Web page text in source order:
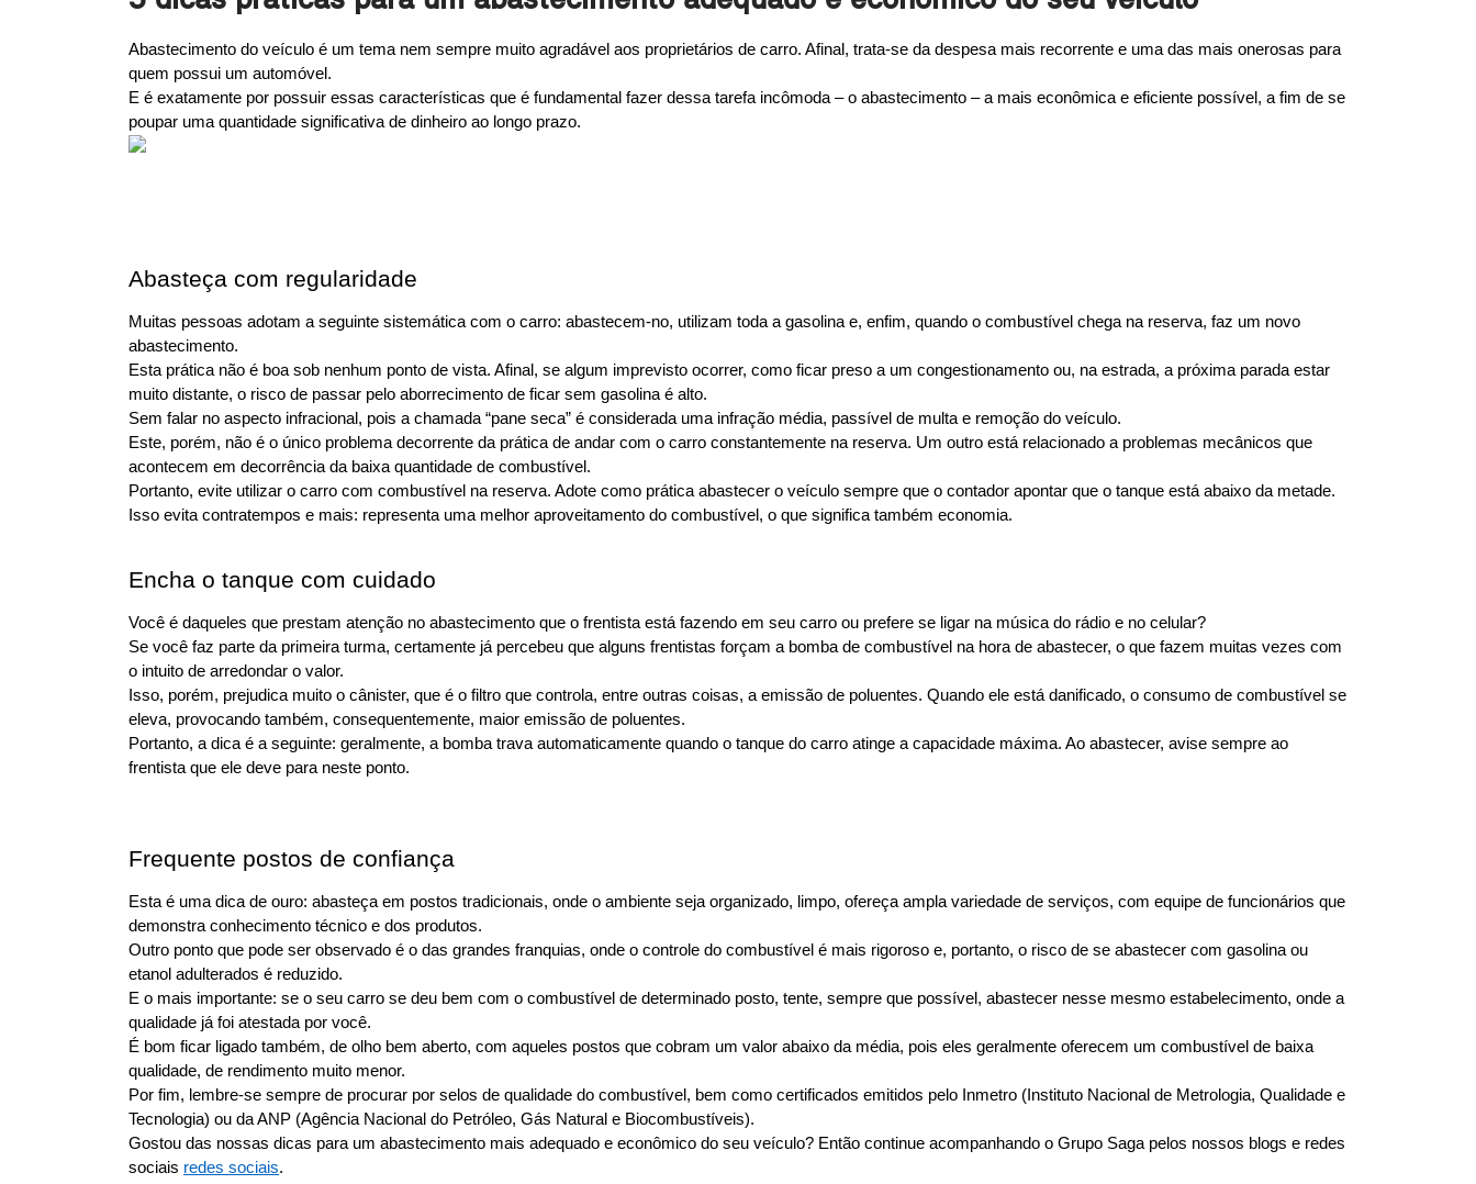
Abastecimento do veículo é um tema nem sempre muito agradável aos proprietários de carro. Afinal, trata-se da despesa mais recorrente e uma das mais onerosas para
quem possui um automóvel.
E é exatamente por possuir essas características que é fundamental fazer dessa tarefa incômoda – o abastecimento – a mais econômica e eficiente possível, a fim de se
poupar uma quantidade significativa de dinheiro ao longo prazo.
Abasteça com regularidade
Muitas pessoas adotam a seguinte sistemática com o carro: abastecem-no, utilizam toda a gasolina e, enfim, quando o combustível chega na reserva, faz um novo
abastecimento.
Esta prática não é boa sob nenhum ponto de vista. Afinal, se algum imprevisto ocorrer, como ficar preso a um congestionamento ou, na estrada, a próxima parada estar
muito distante, o risco de passar pelo aborrecimento de ficar sem gasolina é alto.
Sem falar no aspecto infracional, pois a chamada “pane seca” é considerada uma infração média, passível de multa e remoção do veículo.
Este, porém, não é o único problema decorrente da prática de andar com o carro constantemente na reserva. Um outro está relacionado a problemas mecânicos que
acontecem em decorrência da baixa quantidade de combustível.
Portanto, evite utilizar o carro com combustível na reserva. Adote como prática abastecer o veículo sempre que o contador apontar que o tanque está abaixo da metade.
Isso evita contratempos e mais: representa uma melhor aproveitamento do combustível, o que significa também economia.
Encha o tanque com cuidado
Você é daqueles que prestam atenção no abastecimento que o frentista está fazendo em seu carro ou prefere se ligar na música do rádio e no celular?
Se você faz parte da primeira turma, certamente já percebeu que alguns frentistas forçam a bomba de combustível na hora de abastecer, o que fazem muitas vezes com
o intuito de arredondar o valor.
Isso, porém, prejudica muito o cânister, que é o filtro que controla, entre outras coisas, a emissão de poluentes. Quando ele está danificado, o consumo de combustível se
eleva, provocando também, consequentemente, maior emissão de poluentes.
Portanto, a dica é a seguinte: geralmente, a bomba trava automaticamente quando o tanque do carro atinge a capacidade máxima. Ao abastecer, avise sempre ao
frentista que ele deve para neste ponto.
Frequente postos de confiança
Esta é uma dica de ouro: abasteça em postos tradicionais, onde o ambiente seja organizado, limpo, ofereça ampla variedade de serviços, com equipe de funcionários que
demonstra conhecimento técnico e dos produtos.
Outro ponto que pode ser observado é o das grandes franquias, onde o controle do combustível é mais rigoroso e, portanto, o risco de se abastecer com gasolina ou
etanol adulterados é reduzido.
E o mais importante: se o seu carro se deu bem com o combustível de determinado posto, tente, sempre que possível, abastecer nesse mesmo estabelecimento, onde a
qualidade já foi atestada por você.
É bom ficar ligado também, de olho bem aberto, com aqueles postos que cobram um valor abaixo da média, pois eles geralmente oferecem um combustível de baixa
qualidade, de rendimento muito menor.
Por fim, lembre-se sempre de procurar por selos de qualidade do combustível, bem como certificados emitidos pelo Inmetro (Instituto Nacional de Metrologia, Qualidade e
Tecnologia) ou da ANP (Agência Nacional do Petróleo, Gás Natural e Biocombustíveis).
Gostou das nossas dicas para um abastecimento mais adequado e econômico do seu veículo? Então continue acompanhando o Grupo Saga pelos nossos blogs e redes
sociais redes sociais.